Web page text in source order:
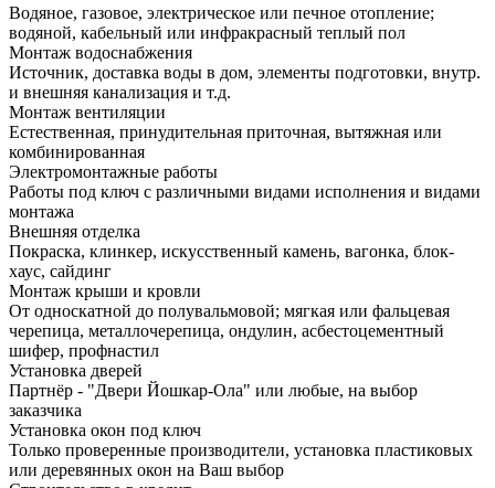
Водяное, газовое, электрическое или печное отопление;
водяной, кабельный или инфракрасный теплый пол
Монтаж водоснабжения
Источник, доставка воды в дом, элементы подготовки, внутр.
и внешняя канализация и т.д.
Монтаж вентиляции
Естественная, принудительная приточная, вытяжная или
комбинированная
Электромонтажные работы
Работы под ключ с различными видами исполнения и видами
монтажа
Внешняя отделка
Покраска, клинкер, искусственный камень, вагонка, блок-
хаус, сайдинг
Монтаж крыши и кровли
От односкатной до полувальмовой; мягкая или фальцевая
черепица, металлочерепица, ондулин, асбестоцементный
шифер, профнастил
Установка дверей
Партнёр - "Двери Йошкар-Ола" или любые, на выбор
заказчика
Установка окон под ключ
Только проверенные производители, установка пластиковых
или деревянных окон на Ваш выбор